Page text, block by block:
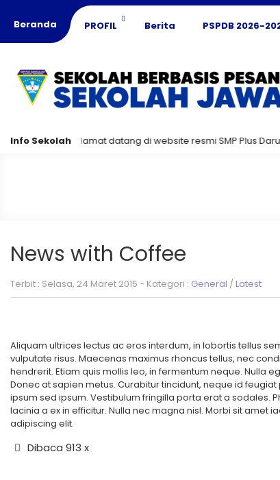
Beranda PROFIL Berita PSPDB 2026-
Info SekolahSelamat datang di website resmi SMP Plus
News with Coffee
Terbit : Selasa, 24 Maret 2015 - Kategori : General /Latest
Aliquam ultrices lectus ac eros interdum, in lobortis tellus
vulputate risus. Maecenas maximus rhoncus tellus, nec
hendrerit. Etiam quis mollis leo, in fermentum neque. Nulla
Donec at sapien metus. Curabitur tincidunt, neque id
ipsum sed ipsum. Vestibulum fringilla porta erat a sodales.
lacinia a ex in efficitur. Nulla nec magna nisl. Morbi sit amet
adipiscing elit.
Dibaca 913 x